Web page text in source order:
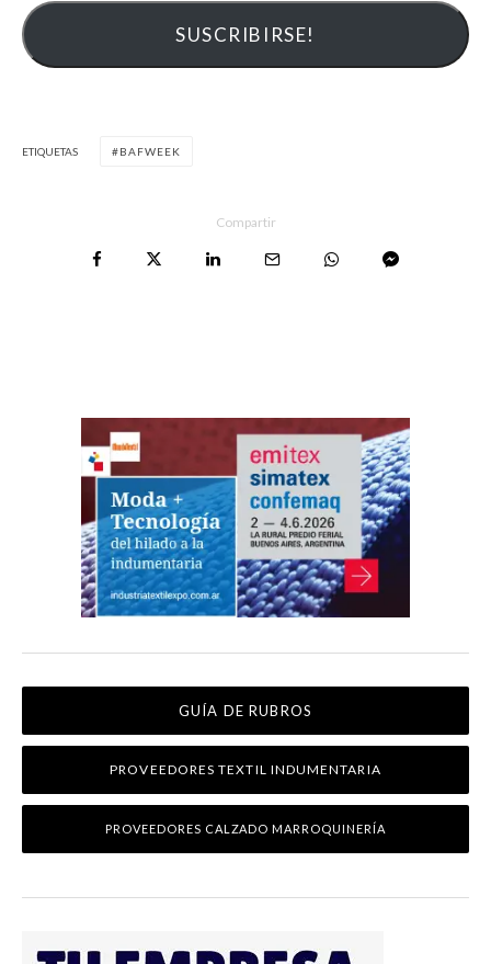
ETIQUETAS BAFWEEK
Compartir
GUÍA DE RUBROS
PROVEEDORES TEXTIL INDUMENTARIA
PROVEEDORES CALZADO MARROQUINERÍA